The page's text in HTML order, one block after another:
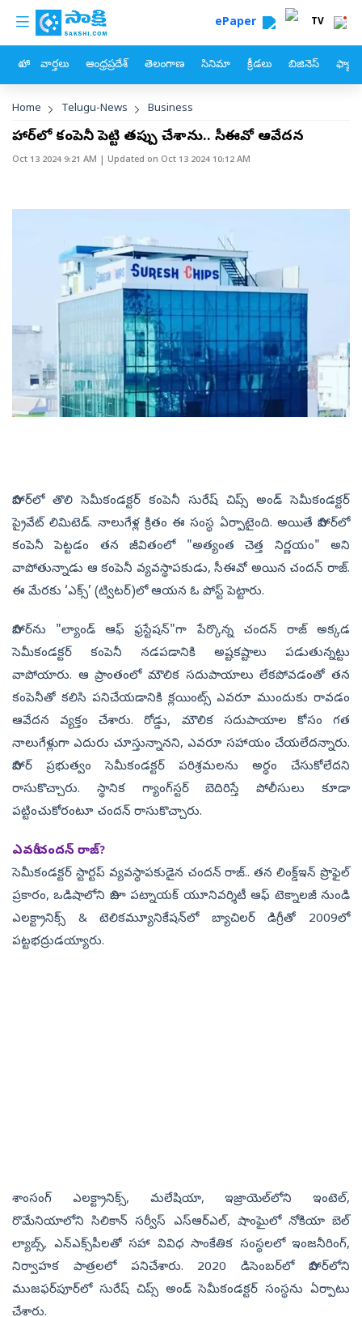
Skip to main content
custom menu ePaper TV
హోం వార్తలు ఆంధ్రప్రదేశ్ తెలంగాణ సినిమా క్రీడలు బిజినెస్
Breadcrumb
Home Telugu-News Business
బిహార్‌లో కంపెనీ పెట్టి తప్పు చేశాను.. సీఈవో ఆవేదన
Oct 13 2024 9:21 AM | Updated on Oct 13 2024 10:12 AM
బిహార్‌లో తొలి సెమీకండక్టర్ కంపెనీ సురేష్ చిప్స్ అండ్ సెమీకండక్టర్
ప్రైవేట్ లిమిటెడ్. నాలుగేళ్ల క్రితం ఈ సంస్థ ఏర్పాటైంది. అయితే బిహార్‌లో
కంపెనీ పెట్టడం తన జీవితంలో "అత్యంత చెత్త నిర్ణయం" అని
వాపోతున్నాడు ఆ కంపెనీ వ్యవస్థాపకుడు, సీఈవో అయిన చందన్ రాజ్.
ఈ మేరకు ‘ఎక్స్‌’ (ట్విటర్‌)లో ఆయన ఓ పోస్ట్‌ పెట్టారు.
బిహార్‌ను "ల్యాండ్‌ ఆఫ్‌ ఫ్రస్టేషన్‌"గా పేర్కొన్న చందన్‌ రాజ్‌ అక్కడ
సెమీకండక్టర్ కంపెనీ నడపడానికి అష్టకష్టాలు పడుతున్నట్టు
వాపోయారు. ఆ ప్రాంతంలో మౌలిక సదుపాయాలు లేకపోవడంతో తన
కంపెనీతో కలిసి పనిచేయడానికి క్లయింట్స్‌ ఎవరూ ముందుకు రావడం
ఆవేదన వ్యక్తం చేశారు. రోడ్డు, మౌలిక సదుపాయాల కోసం గత
నాలుగేళ్లుగా ఎదురు చూస్తున్నానని, ఎవరూ సహాయం చేయలేదన్నారు.
బిహార్ ప్రభుత్వం సెమీకండక్టర్ పరిశ్రమలను అర్థం చేసుకోలేదని
రాసుకొచ్చారు. స్థానిక గ్యాంగ్‌స్టర్ బెదిరిస్తే పోలీసులు కూడా
పట్టించుకోరంటూ చందన్‌ రాసుకొచ్చారు.
ఎవరీ చందన్‌ రాజ్‌?
సెమీకండక్టర్ స్టార్టప్ వ్యవస్థాపకుడైన చందన్‌ రాజ్‌.. తన లింక్డ్‌ఇన్ ప్రొఫైల్
ప్రకారం, ఒడిషాలోని బిజూ పట్నాయక్ యూనివర్శిటీ ఆఫ్ టెక్నాలజీ నుండి
ఎలక్ట్రానిక్స్ & టెలికమ్యూనికేషన్‌లో బ్యాచిలర్ డిగ్రీతో 2009లో
పట్టభద్రుడయ్యారు.
శాంసంగ్ ఎలక్ట్రానిక్స్, మలేషియా, ఇజ్రాయెల్‌లోని ఇంటెల్,
రొమేనియాలోని సిలికాన్ సర్వీస్ ఎస్‌ఆర్‌ఎల్‌, షాంఘైలో నోకియా బెల్
ల్యాబ్స్, ఎన్‌ఎక్స్‌పీలతో సహా వివిధ సాంకేతిక సంస్థలలో ఇంజనీరింగ్,
నిర్వాహక పాత్రలలో పనిచేశారు. 2020 డిసెంబర్‌లో బిహార్‌లోని
ముజఫర్‌పూర్‌లో సురేష్ చిప్స్ అండ్‌ సెమీకండక్టర్ సంస్థ‌ను ఏర్పాటు
చేశారు.